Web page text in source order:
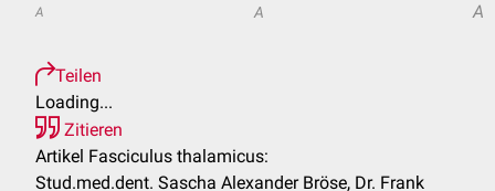
A A A
Teilen
Loading...
Zitieren
Artikel Fasciculus thalamicus:
Stud.med.dent. Sascha Alexander Bröse, Dr. Frank